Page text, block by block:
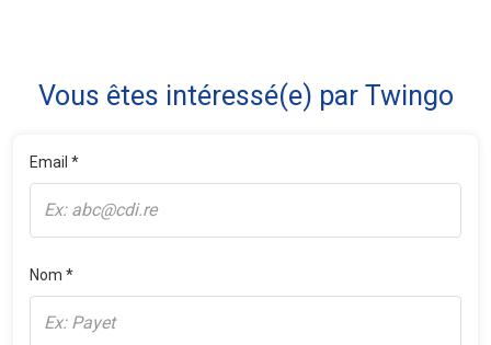
Vous êtes intéressé(e) par Twingo
Email *
Nom *